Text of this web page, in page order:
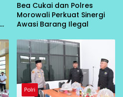
Bea Cukai dan Polres
Morowali Perkuat Sinergi
Awasi Barang Ilegal
Polri